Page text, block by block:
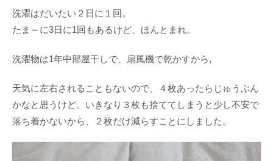
洗濯はだいたい２日に１回。
たま～に3日に1回もあるけど、ほんとまれ。
洗濯物は1年中部屋干しで、扇風機で乾かすから,
天気に左右されることもないので、４枚あったらじゅうぶん
かなと思うけど、いきなり３枚も捨ててしまうと少し不安で
落ち着かないから、２枚だけ減らすことにしました。